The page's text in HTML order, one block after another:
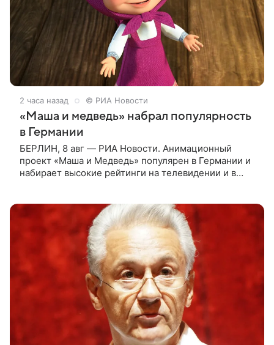
2 часа назад © РИА Новости
«Маша и медведь» набрал популярность
в Германии
БЕРЛИН, 8 авг — РИА Новости. Анимационный
проект «Маша и Медведь» популярен в Германии и
набирает высокие рейтинги на телевидении и в